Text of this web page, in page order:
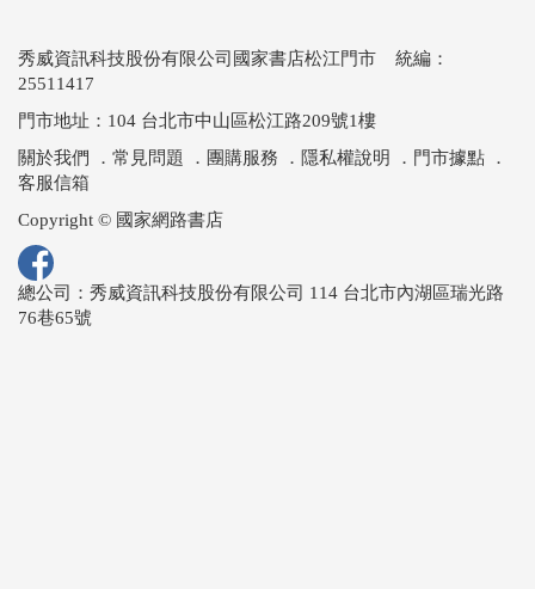
秀威資訊科技股份有限公司國家書店松江門市 統編：
25511417
門市地址：104 台北市中山區松江路209號1樓
關於我們 ． 常見問題 ． 團購服務 ． 隱私權說明 ． 門市據點 ．
客服信箱
Copyright © 國家網路書店
總公司：秀威資訊科技股份有限公司 114 台北市內湖區瑞光路
76巷65號